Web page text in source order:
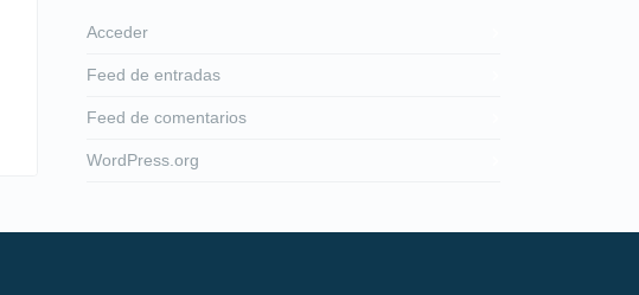
Acceder
Feed de entradas
Feed de comentarios
WordPress.org